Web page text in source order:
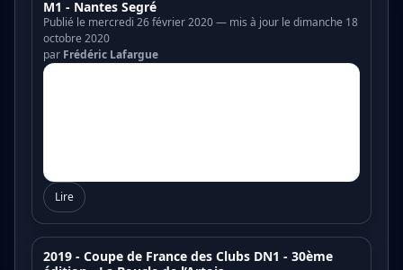
M1 - Nantes Segré
Publié le mercredi 26 février 2020 — mis à jour le dimanche 18
octobre 2020
par Frédéric Lafargue
Lire
2019 - Coupe de France des Clubs DN1 - 30ème